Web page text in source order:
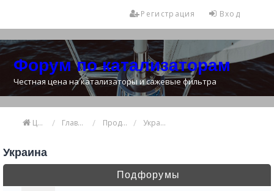
Вход
Регистрация
Форум по катализаторам
Честная цена на катализаторы и сажевые фильтра
Цена катализатора Главная Продажа и покупка катализаторов Украина
Украина
Подфорумы